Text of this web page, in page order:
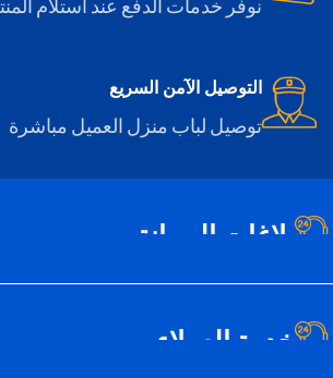
نوفر خدمات الدفع عند استلام
التوصيل الآمن السريع
توصيل لباب منزل العميل مباشرة
بلاغات الصيانة
خدمة العملاء